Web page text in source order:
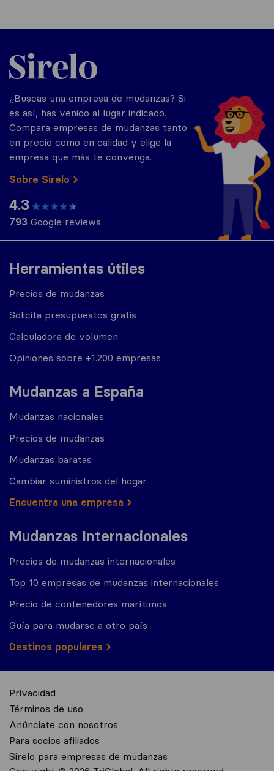
Herramientas útiles
Precios de mudanzas
Solicita presupuestos gratis
Calculadora de volumen
Opiniones sobre +1.200 empresas
Mudanzas a España
Mudanzas nacionales
Precios de mudanzas
Mudanzas baratas
Cambiar suministros del hogar
Encuentra una empresa
Mudanzas Internacionales
Precios de mudanzas internacionales
Top 10 empresas de mudanzas internacionales
Precio de contenedores marítimos
Guía para mudarse a otro país
Destinos populares
Sirelo.es
¿Buscas una empresa de mudanzas? Si
es así, has venido al lugar indicado.
Compara empresas de mudanzas tanto
en precio como en calidad y elige la
empresa que más te convenga.
Sobre Sirelo
4.3
793 Google reviews
Privacidad
Términos de uso
Anúnciate con nosotros
Para socios afiliados
Sirelo para empresas de mudanzas